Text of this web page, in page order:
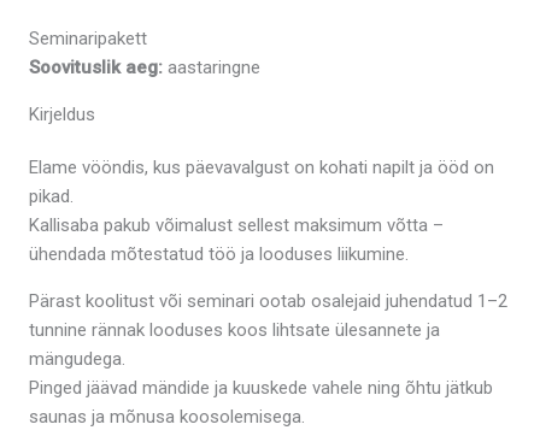
Seminaripakett
Soovituslik aeg: aastaringne
Kirjeldus
Elame vööndis, kus päevavalgust on kohati napilt ja ööd on
pikad.
Kallisaba pakub võimalust sellest maksimum võtta –
ühendada mõtestatud töö ja looduses liikumine.
Pärast koolitust või seminari ootab osalejaid juhendatud 1–2
tunnine rännak looduses koos lihtsate ülesannete ja
mängudega.
Pinged jäävad mändide ja kuuskede vahele ning õhtu jätkub
saunas ja mõnusa koosolemisega.